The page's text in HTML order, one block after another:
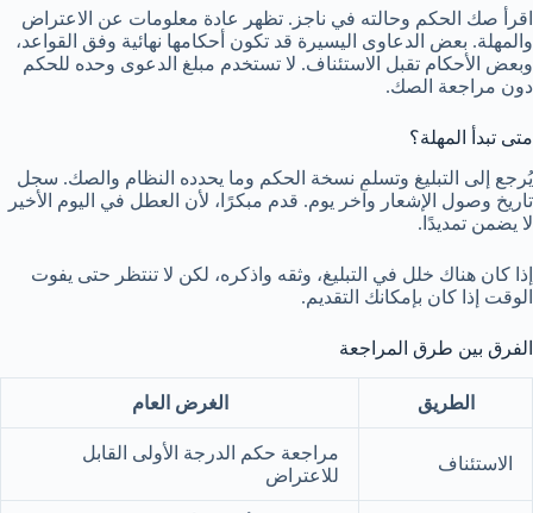
اقرأ صك الحكم وحالته في ناجز. تظهر عادة معلومات عن الاعتراض
والمهلة. بعض الدعاوى اليسيرة قد تكون أحكامها نهائية وفق القواعد،
وبعض الأحكام تقبل الاستئناف. لا تستخدم مبلغ الدعوى وحده للحكم
دون مراجعة الصك.
متى تبدأ المهلة؟
يُرجع إلى التبليغ وتسلم نسخة الحكم وما يحدده النظام والصك. سجل
تاريخ وصول الإشعار وآخر يوم. قدم مبكرًا، لأن العطل في اليوم الأخير
لا يضمن تمديدًا.
إذا كان هناك خلل في التبليغ، وثقه واذكره، لكن لا تنتظر حتى يفوت
الوقت إذا كان بإمكانك التقديم.
الفرق بين طرق المراجعة
الطريق الغرض العام
الاستئناف
مراجعة حكم الدرجة الأولى القابل
للاعتراض